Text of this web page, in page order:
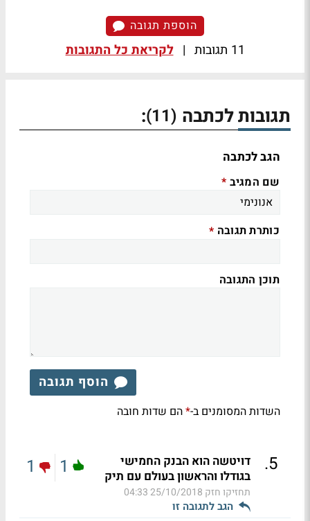
הוספת תגובה
11 תגובות | לקריאת כל התגובות
תגובות לכתבה (11)
:
הגב לכתבה
שם המגיב *
כותרת תגובה *
תוכן התגובה
הוסף תגובה
השדות המסומנים ב-*הם שדות חובה
5
.
דויטשה הוא הבנק החמישי
בגודלו והראשון בעולם עם תיק
תחזיקו חזק 25/10/2018 04:33
הגב לתגובה זו
1
1